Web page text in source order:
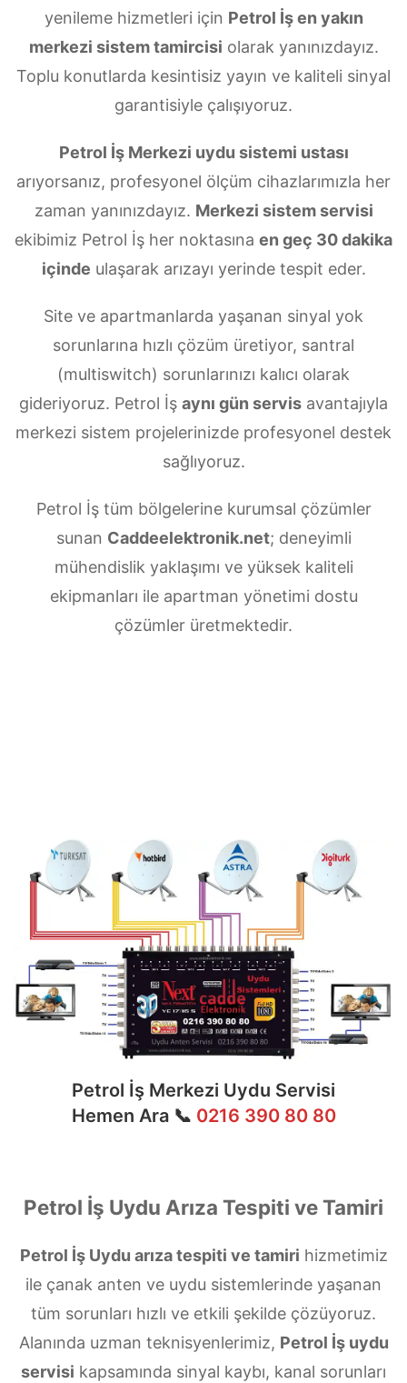
yenileme hizmetleri için Petrol İş en yakın
merkezi sistem tamircisi olarak yanınızdayız.
Toplu konutlarda kesintisiz yayın ve kaliteli sinyal
garantisiyle çalışıyoruz.
Petrol İş Merkezi uydu sistemi ustası
arıyorsanız, profesyonel ölçüm cihazlarımızla her
zaman yanınızdayız. Merkezi sistem servisi
ekibimiz Petrol İş her noktasına en geç 30 dakika
içinde ulaşarak arızayı yerinde tespit eder.
Site ve apartmanlarda yaşanan sinyal yok
sorunlarına hızlı çözüm üretiyor, santral
(multiswitch) sorunlarınızı kalıcı olarak
gideriyoruz. Petrol İş aynı gün servis avantajıyla
merkezi sistem projelerinizde profesyonel destek
sağlıyoruz.
Petrol İş tüm bölgelerine kurumsal çözümler
sunan Caddeelektronik.net; deneyimli
mühendislik yaklaşımı ve yüksek kaliteli
ekipmanları ile apartman yönetimi dostu
çözümler üretmektedir.
Petrol İş Merkezi Uydu Servisi
Hemen Ara 📞 0216 390 80 80
Petrol İş Uydu Arıza Tespiti ve Tamiri
Petrol İş Uydu arıza tespiti ve tamiri hizmetimiz
ile çanak anten ve uydu sistemlerinde yaşanan
tüm sorunları hızlı ve etkili şekilde çözüyoruz.
Alanında uzman teknisyenlerimiz, Petrol İş uydu
servisi kapsamında sinyal kaybı, kanal sorunları